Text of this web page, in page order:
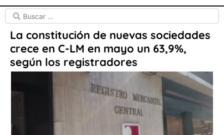
La constitución de nuevas sociedades
crece en C-LM en mayo un 63,9%,
según los registradores